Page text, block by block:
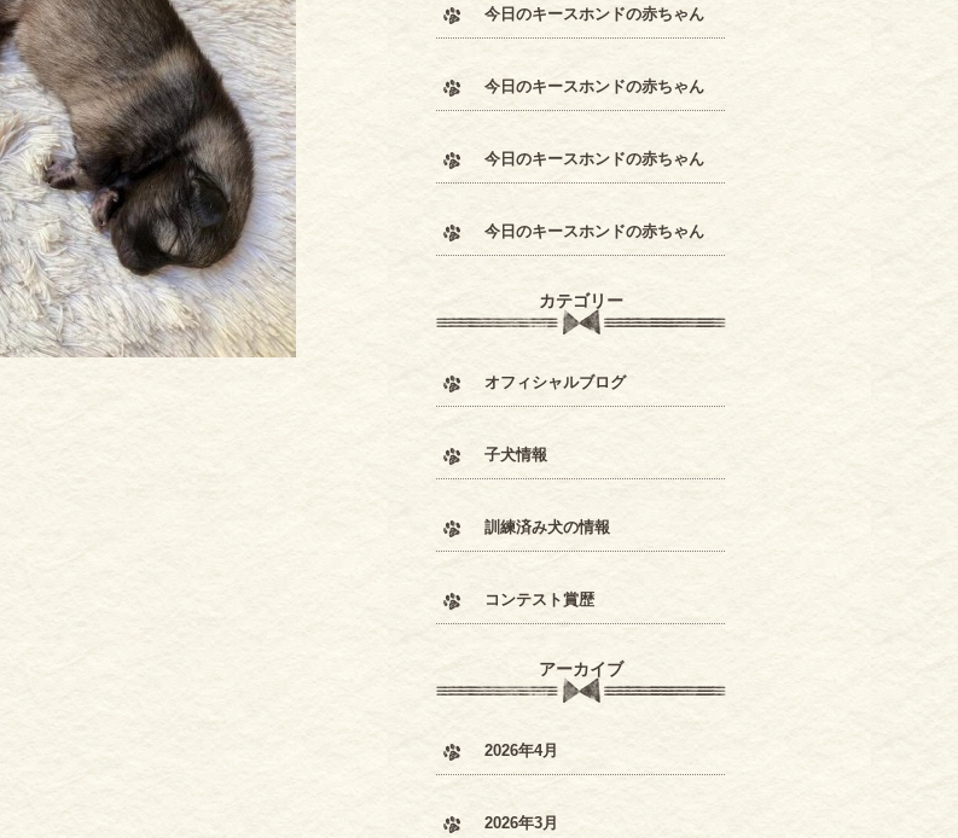
今日のキースホンドの赤ちゃん
今日のキースホンドの赤ちゃん
今日のキースホンドの赤ちゃん
今日のキースホンドの赤ちゃん
カテゴリー
オフィシャルブログ
子犬情報
訓練済み犬の情報
コンテスト賞歴
アーカイブ
2026年4月
2026年3月